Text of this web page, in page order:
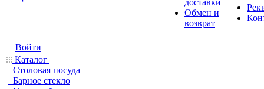
доставки
Обмен и
возврат
Войти
Каталог
Столовая посуда
Барное стекло